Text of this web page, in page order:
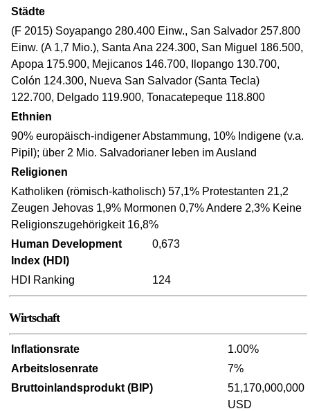
Städte
(F 2015) Soyapango 280.400 Einw., San Salvador 257.800
Einw. (A 1,7 Mio.), Santa Ana 224.300, San Miguel 186.500,
Apopa 175.900, Mejicanos 146.700, Ilopango 130.700,
Colón 124.300, Nueva San Salvador (Santa Tecla)
122.700, Delgado 119.900, Tonacatepeque 118.800
Ethnien
90% europäisch-indigener Abstammung, 10% Indigene (v.a.
Pipil); über 2 Mio. Salvadorianer leben im Ausland
Religionen
Katholiken (römisch-katholisch) 57,1% Protestanten 21,2
Zeugen Jehovas 1,9% Mormonen 0,7% Andere 2,3% Keine
Religionszugehörigkeit 16,8%
Human Development
Index (HDI)
0,673
HDI Ranking 124
Wirtschaft
Inflationsrate
1.00%
Arbeitslosenrate
7%
Bruttoinlandsprodukt (BIP)
51,170,000,000
USD